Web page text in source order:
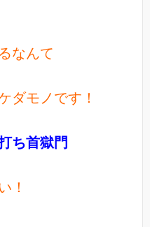
なんて
モノです！
ち首獄門
！